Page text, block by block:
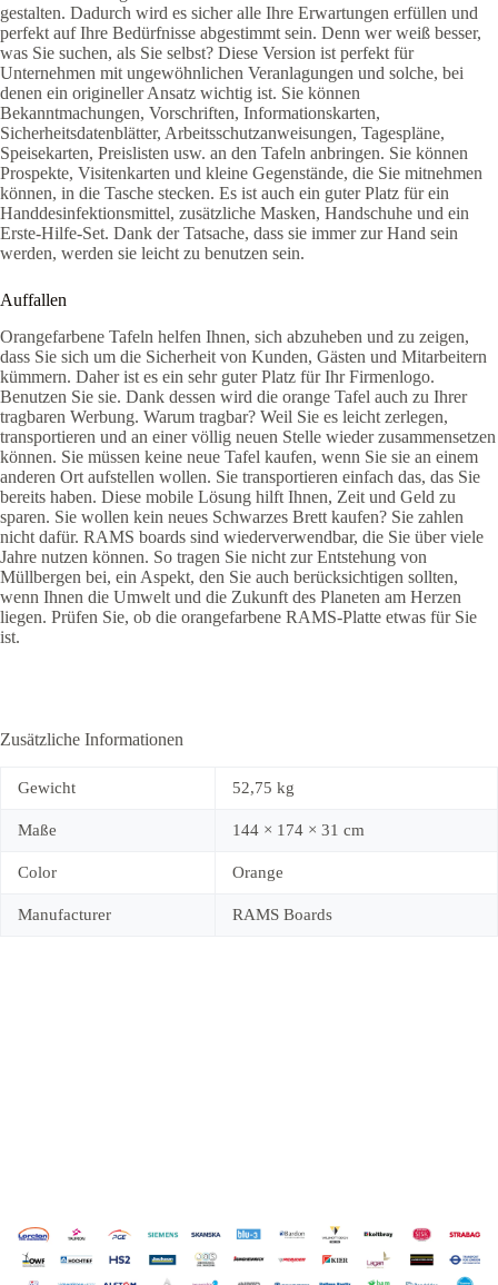
gestalten. Dadurch wird es sicher alle Ihre Erwartungen erfüllen und
perfekt auf Ihre Bedürfnisse abgestimmt sein. Denn wer weiß besser,
was Sie suchen, als Sie selbst? Diese Version ist perfekt für
Unternehmen mit ungewöhnlichen Veranlagungen und solche, bei
denen ein origineller Ansatz wichtig ist. Sie können
Bekanntmachungen, Vorschriften, Informationskarten,
Sicherheitsdatenblätter, Arbeitsschutzanweisungen, Tagespläne,
Speisekarten, Preislisten usw. an den Tafeln anbringen. Sie können
Prospekte, Visitenkarten und kleine Gegenstände, die Sie mitnehmen
können, in die Tasche stecken. Es ist auch ein guter Platz für ein
Handdesinfektionsmittel, zusätzliche Masken, Handschuhe und ein
Erste-Hilfe-Set. Dank der Tatsache, dass sie immer zur Hand sein
werden, werden sie leicht zu benutzen sein.
Auffallen
Orangefarbene Tafeln helfen Ihnen, sich abzuheben und zu zeigen,
dass Sie sich um die Sicherheit von Kunden, Gästen und Mitarbeitern
kümmern. Daher ist es ein sehr guter Platz für Ihr Firmenlogo.
Benutzen Sie sie. Dank dessen wird die orange Tafel auch zu Ihrer
tragbaren Werbung. Warum tragbar? Weil Sie es leicht zerlegen,
transportieren und an einer völlig neuen Stelle wieder zusammensetzen
können. Sie müssen keine neue Tafel kaufen, wenn Sie sie an einem
anderen Ort aufstellen wollen. Sie transportieren einfach das, das Sie
bereits haben. Diese mobile Lösung hilft Ihnen, Zeit und Geld zu
sparen. Sie wollen kein neues Schwarzes Brett kaufen? Sie zahlen
nicht dafür. RAMS boards sind wiederverwendbar, die Sie über viele
Jahre nutzen können. So tragen Sie nicht zur Entstehung von
Müllbergen bei, ein Aspekt, den Sie auch berücksichtigen sollten,
wenn Ihnen die Umwelt und die Zukunft des Planeten am Herzen
liegen. Prüfen Sie, ob die orangefarbene RAMS-Platte etwas für Sie
ist.
Zusätzliche Informationen
Gewicht 52,75 kg
Maße 144 × 174 × 31 cm
Color Orange
Manufacturer RAMS Boards